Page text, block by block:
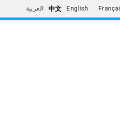
العربية 中文 English